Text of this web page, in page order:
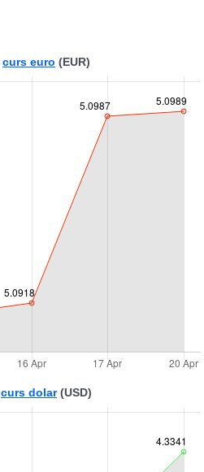
curs euro (EUR)
curs dolar(USD)